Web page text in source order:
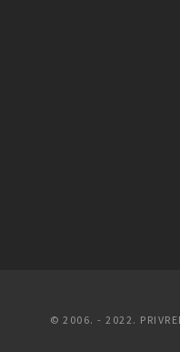
© 2006. - 2022.